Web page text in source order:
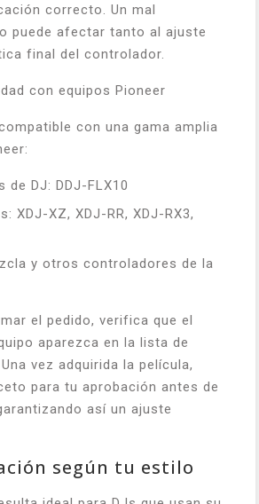
correcto. Un mal
puede afectar tanto al ajuste
final del controlador.
con equipos Pioneer
con una gama amplia
de DJ: DDJ-FLX10
XDJ-XZ, XDJ-RR, XDJ-RX3,
y otros controladores de la
el pedido, verifica que el
aparezca en la lista de
vez adquirida la película,
para tu aprobación antes de
así un ajuste
según tu estilo